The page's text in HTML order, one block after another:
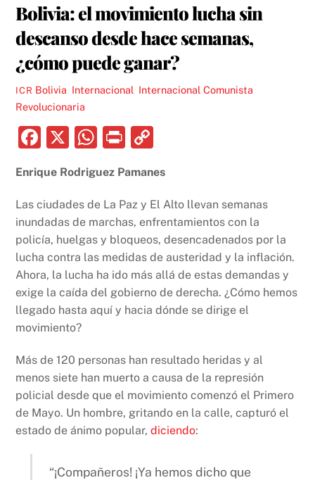
Bolivia: el movimiento lucha sin
descanso desde hace semanas,
¿cómo puede ganar?
ICR Bolivia Internacional Internacional Comunista
Revolucionaria
F
c
e
b
o
o
k
X
W
at
s
A
p
p
P
nt p
y
Li
n
k
Enrique Rodriguez Pamanes
Las ciudades de La Paz y El Alto llevan semanas
inundadas de marchas, enfrentamientos con la
policía, huelgas y bloqueos, desencadenados por la
lucha contra las medidas de austeridad y la inflación.
Ahora, la lucha ha ido más allá de estas demandas y
exige la caída del gobierno de derecha. ¿Cómo hemos
llegado hasta aquí y hacia dónde se dirige el
movimiento?
Más de 120 personas han resultado heridas y al
menos siete han muerto a causa de la represión
policial desde que el movimiento comenzó el Primero
de Mayo. Un hombre, gritando en la calle, capturó el
estado de ánimo popular,diciendo:
“¡Compañeros! ¡Ya hemos dicho que